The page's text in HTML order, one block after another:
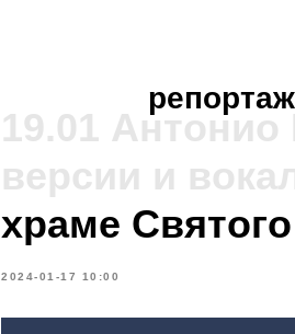
19.01
версии и
храме
2024-01-17 10:00